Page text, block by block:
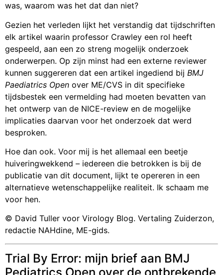
was, waarom was het dat dan niet?
Gezien het verleden lijkt het verstandig dat tijdschriften
elk artikel waarin professor Crawley een rol heeft
gespeeld, aan een zo streng mogelijk onderzoek
onderwerpen. Op zijn minst had een externe reviewer
kunnen suggereren dat een artikel ingediend bij BMJ
Paediatrics Open over ME/CVS in dit specifieke
tijdsbestek een vermelding had moeten bevatten van
het ontwerp van de NICE-review en de mogelijke
implicaties daarvan voor het onderzoek dat werd
besproken.
Hoe dan ook. Voor mij is het allemaal een beetje
huiveringwekkend – iedereen die betrokken is bij de
publicatie van dit document, lijkt te opereren in een
alternatieve wetenschappelijke realiteit. Ik schaam me
voor hen.
© David Tuller voor Virology Blog. Vertaling Zuiderzon,
redactie NAHdine, ME-gids.
Trial By Error: mijn brief aan BMJ